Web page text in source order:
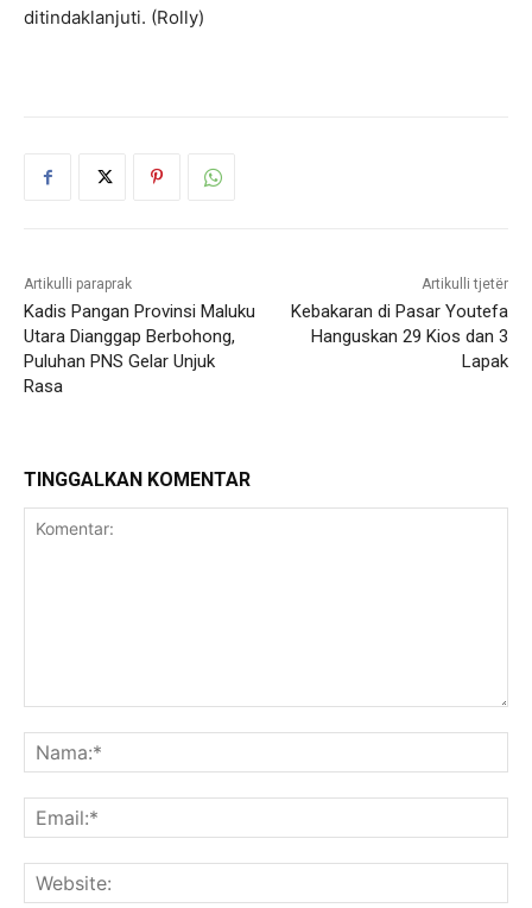
ditindaklanjuti. (Rolly)
Artikulli paraprak
Kadis Pangan Provinsi Maluku
Utara Dianggap Berbohong,
Puluhan PNS Gelar Unjuk
Rasa
Artikulli tjetër
Kebakaran di Pasar Youtefa
Hanguskan 29 Kios dan 3
Lapak
TINGGALKAN KOMENTAR